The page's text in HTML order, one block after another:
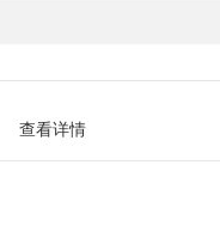
查看详情